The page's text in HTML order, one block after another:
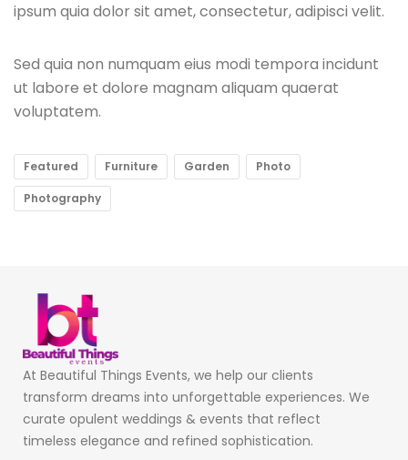
ipsum quia dolor sit amet, consectetur, adipisci velit.
Sed quia non numquam eius modi tempora incidunt
ut labore et dolore magnam aliquam quaerat
voluptatem.
Featured Furniture Garden Photo
Photography
At Beautiful Things Events, we help our clients
transform dreams into unforgettable experiences. We
curate opulent weddings & events that reflect
timeless elegance and refined sophistication.